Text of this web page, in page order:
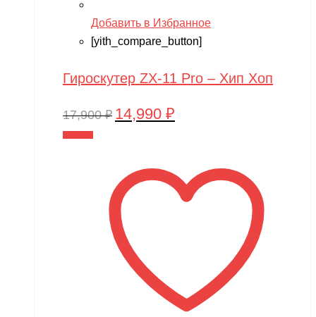
Добавить в Избранное
[yith_compare_button]
Гироскутер ZX-11 Pro – Хип Хоп
17,900₽ Первоначальная
17,900 ₽.
14,990 ₽